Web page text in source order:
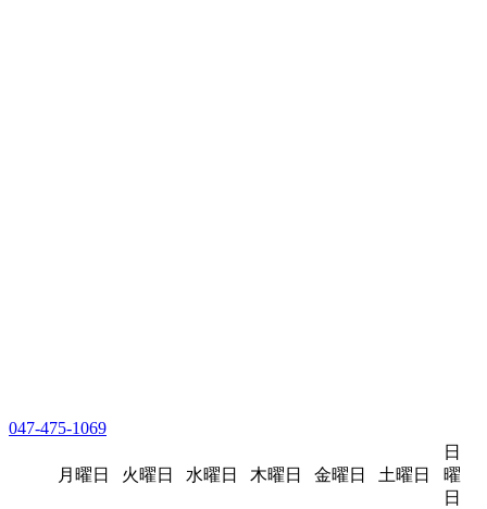
047-475-1069
月曜日 火曜日 水曜日 木曜日 金曜日 土曜日
日
曜
日